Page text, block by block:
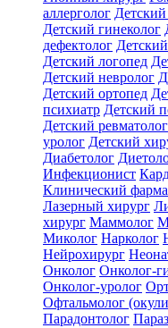
аллерголог Детский
Детский гинеколог
дефектолог
Детский логопед
Детский невролог
Детский ортопед
психиатр Детский
Детский ревматолог
уролог Детский
Диабетолог
Инфекционист
Клинический
Лазерный хирург
хирург Маммолог
Миколог Нарколог
Нейрохирург
Онколог Онколог-
Онколог-уролог
Офтальмолог
Парадонтолог